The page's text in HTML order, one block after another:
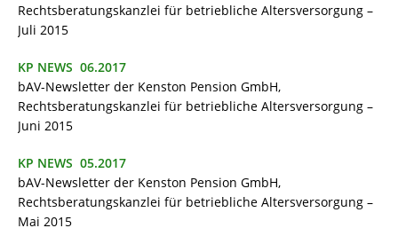
Rechtsberatungskanzlei für betriebliche Altersversorgung –
Juli 2015
KP NEWS 06.2017
bAV-Newsletter der Kenston Pension GmbH,
Rechtsberatungskanzlei für betriebliche Altersversorgung –
Juni 2015
KP NEWS 05.2017
bAV-Newsletter der Kenston Pension GmbH,
Rechtsberatungskanzlei für betriebliche Altersversorgung –
Mai 2015